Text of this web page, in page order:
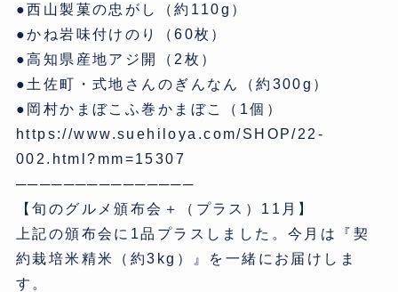
●西山製菓の忠がし（約110g）
●かね岩味付けのり（60枚）
●高知県産地アジ開（2枚）
●土佐町・式地さんのぎんなん（約300g）
●岡村かまぼこふ巻かまぼこ（1個）
https://www.suehiloya.com/SHOP/22-
002.html?mm=15307
───────────────
【旬のグルメ頒布会＋（プラス）11月】
上記の頒布会に1品プラスしました。今月は『契
約栽培米精米（約3kg）』を一緒にお届けしま
す。